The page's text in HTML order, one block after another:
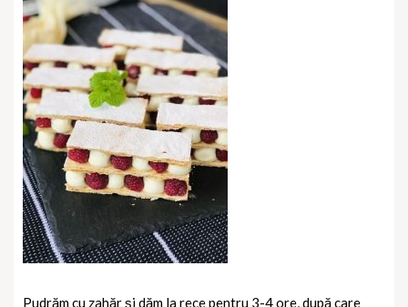
Pudrăm cu zahăr și dăm la rece pentru 3-4 ore, după care